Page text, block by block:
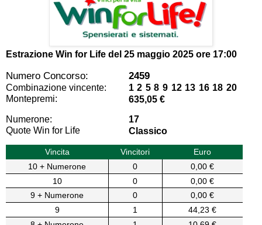
Estrazione Win for Life del 25 maggio 2025 ore 17:00
Numero Concorso: 2459
Combinazione vincente:
1 2 5 8 9 12 13 16 18 20
Montepremi:
635,05 €
Numerone:
17
Quote Win for Life
Classico
Vincita Vincitori
Euro
10 + Numerone
0
0,00 €
10
0
0,00 €
9 + Numerone
0
0,00 €
9
1
44,23 €